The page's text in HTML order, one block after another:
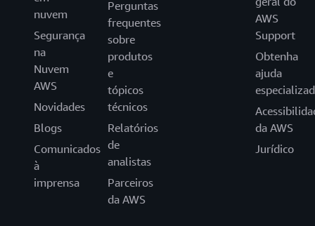
nuvem
Segurança
na
Nuvem
AWS
Novidades
Blogs
Comunicados
à
imprensa
Perguntas
frequentes
sobre
produtos
e
tópicos
técnicos
Relatórios
de
analistas
Parceiros
da AWS
AWS
Support
Obtenha
ajuda
da AWS
Jurídico